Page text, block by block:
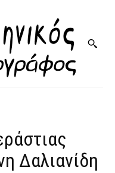
Δαλιανίδη